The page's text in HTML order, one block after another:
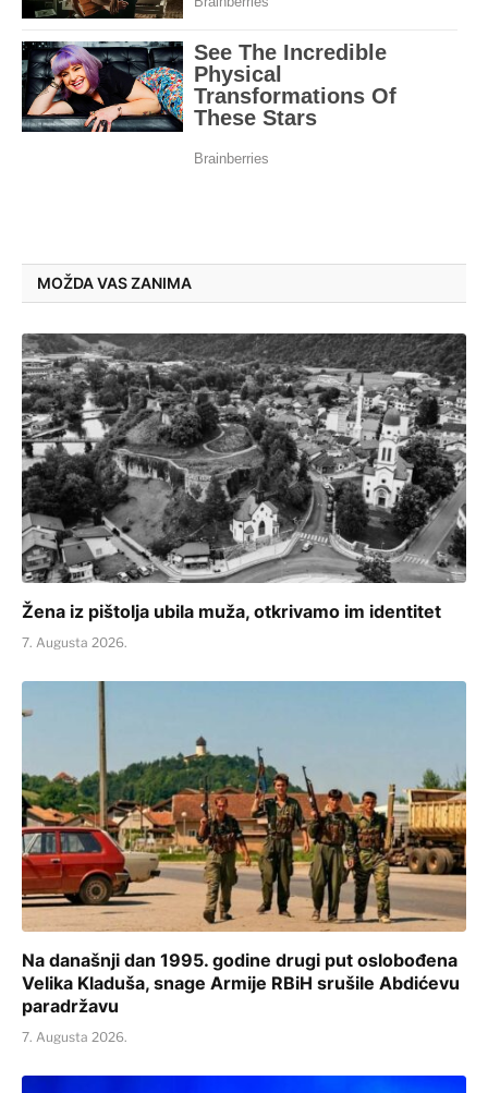
MOŽDA VAS ZANIMA
Žena iz pištolja ubila muža, otkrivamo im identitet
7. Augusta 2026.
Na današnji dan 1995. godine drugi put oslobođena
Velika Kladuša, snage Armije RBiH srušile Abdićevu
paradržavu
7. Augusta 2026.